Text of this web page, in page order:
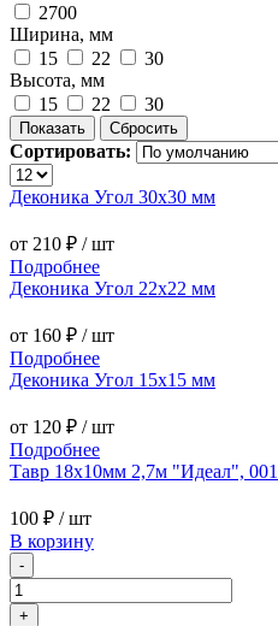
2700
Ширина, мм
15
22
30
Высота, мм
15
22 30
Сортировать:
Деконика Угол 30х30 мм
от 210 ₽ / шт
Подробнее
Деконика Угол 22х22 мм
от 160 ₽ / шт
Подробнее
Деконика Угол 15х15 мм
от 120 ₽ / шт
Подробнее
Тавр 18х10мм 2,7м "Идеал",
100 ₽ / шт
В корзину
-
+